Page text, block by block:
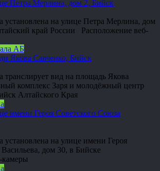
Петра Мерлина, дом 2, Бийск
установлена на улице Петра Мерлина, дом
край России Расположение веб-
АБ
Якова Савченко, Бийск
транслирует вид на площадь Якова
комплекс Заря и молодёжный центр
Алтайского Края
имени Героя Советского Союза
установлена на улице имени Героя
дом 30, в Бийске
камеры